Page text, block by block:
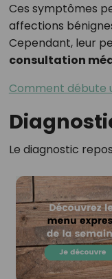
Ces symptômes
affections
Cependant, leur
consultation
Comment débute
Le diagnostic